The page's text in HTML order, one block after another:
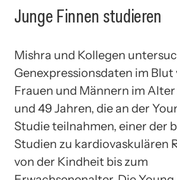
Junge Finnen studieren
Mishra und Kollegen
Genexpressionsdaten im Blut
Frauen und Männern im
und 49 Jahren, die an der
Studie teilnahmen, einer der
Studien zu kardiovaskulären
von der Kindheit bis zum